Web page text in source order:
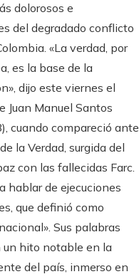
dolorosos e
del degradado conflicto
«La verdad, por
es la base de la
dijo este viernes el
Juan Manuel Santos
cuando compareció ante
la Verdad, surgida del
con las fallecidas Farc.
hablar de ejecuciones
que definió como
Sus palabras
un hito notable en la
del país, inmerso en